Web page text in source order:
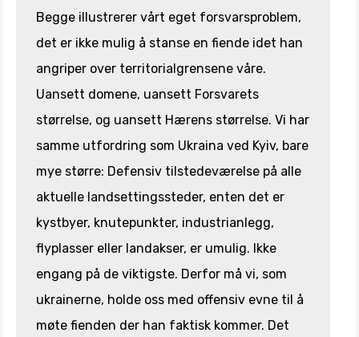
Begge illustrerer vårt eget forsvarsproblem,
det er ikke mulig å stanse en fiende idet han
angriper over territorialgrensene våre.
Uansett domene, uansett Forsvarets
størrelse, og uansett Hærens størrelse. Vi har
samme utfordring som Ukraina ved Kyiv, bare
mye større: Defensiv tilstedeværelse på alle
aktuelle landsettingssteder, enten det er
kystbyer, knutepunkter, industrianlegg,
flyplasser eller landakser, er umulig. Ikke
engang på de viktigste. Derfor må vi, som
ukrainerne, holde oss med offensiv evne til å
møte fienden der han faktisk kommer. Det